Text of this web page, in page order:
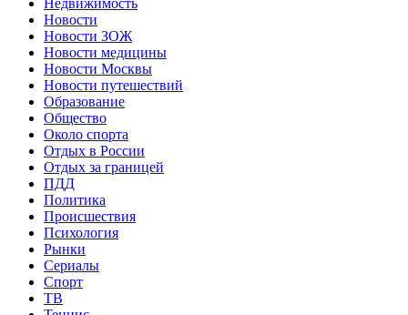
Новости
Новости ЗОЖ
Новости медицины
Новости Москвы
Новости путешествий
Образование
Общество
Около спорта
Отдых в России
Отдых за границей
ПДД
Политика
Происшествия
Психология
Рынки
Сериалы
Спорт
ТВ